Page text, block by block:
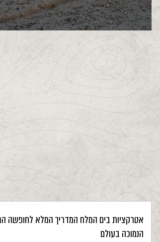
אטרקציות בים המלח המדריך המלא לחופשה
הנמוכה בעולם